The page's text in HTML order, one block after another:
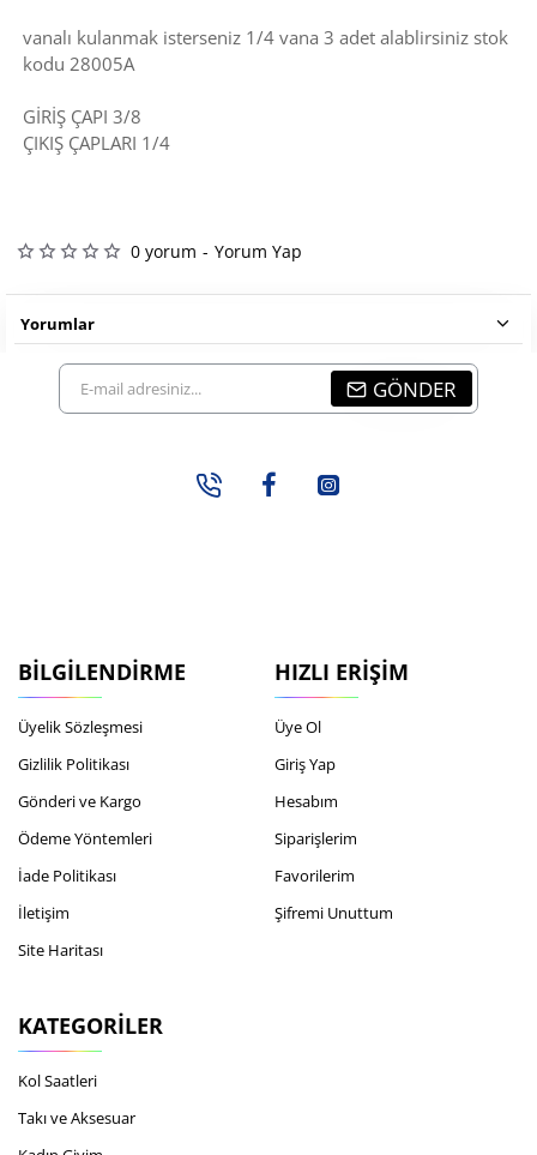
0 yorum - Yorum Yap
vanalı kulanmak isterseniz 1/4 vana 3 adet alablirsiniz stok
kodu 28005A
GİRİŞ ÇAPI 3/8
ÇIKIŞ ÇAPLARI 1/4
Yorumlar
E-
mail
GÖNDER
BILGILENDIRME
Üyelik Sözleşmesi
Gizlilik Politikası
Gönderi ve Kargo
Ödeme Yöntemleri
İade Politikası
İletişim
Site Haritası
HIZLI ERIŞIM
Üye Ol
Giriş Yap
Hesabım
Siparişlerim
Favorilerim
Şifremi Unuttum
KATEGORILER
Kol Saatleri
Takı ve Aksesuar